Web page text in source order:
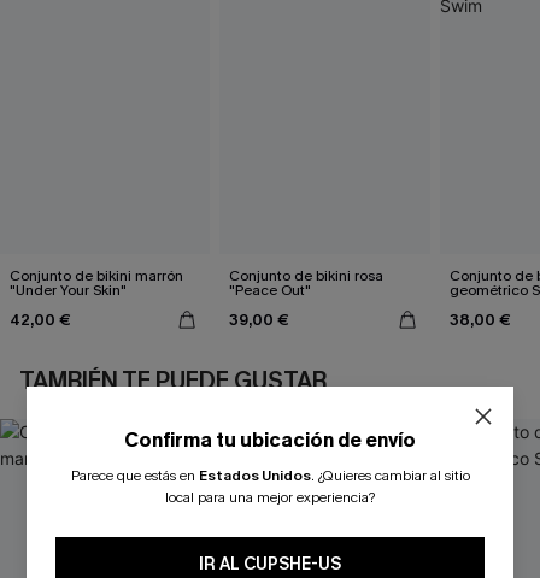
Conjunto de bikini marrón
"Under Your Skin"
42,00 €
Conjunto de bikini rosa
"Peace Out"
39,00 €
Conjunto de
geométrico
38,00 €
TAMBIÉN TE PUEDE GUSTAR
Confirma tu ubicación de envío
Parece que estás en Estados Unidos. ¿Quieres cambiar al sitio
local para una mejor experiencia?
IR AL CUPSHE-US